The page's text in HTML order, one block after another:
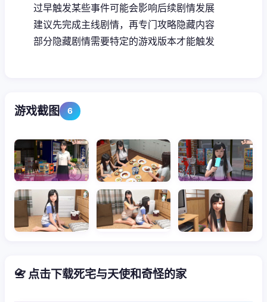
过早触发某些事件可能会影响后续剧情发展
建议先完成主线剧情，再专门攻略隐藏内容
部分隐藏剧情需要特定的游戏版本才能触发
游戏截图 6
📇 点击下载死宅与天使和奇怪的家